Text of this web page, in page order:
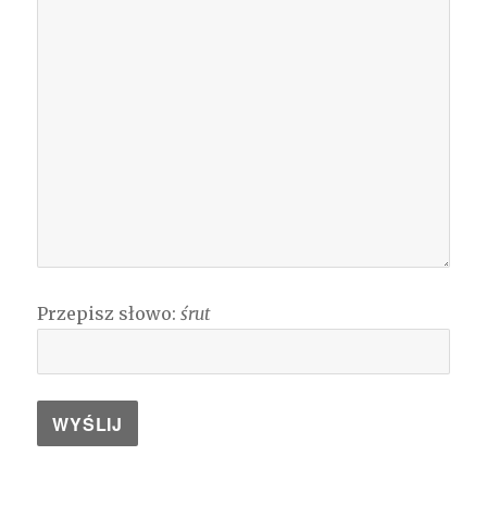
Przepisz słowo:śrut